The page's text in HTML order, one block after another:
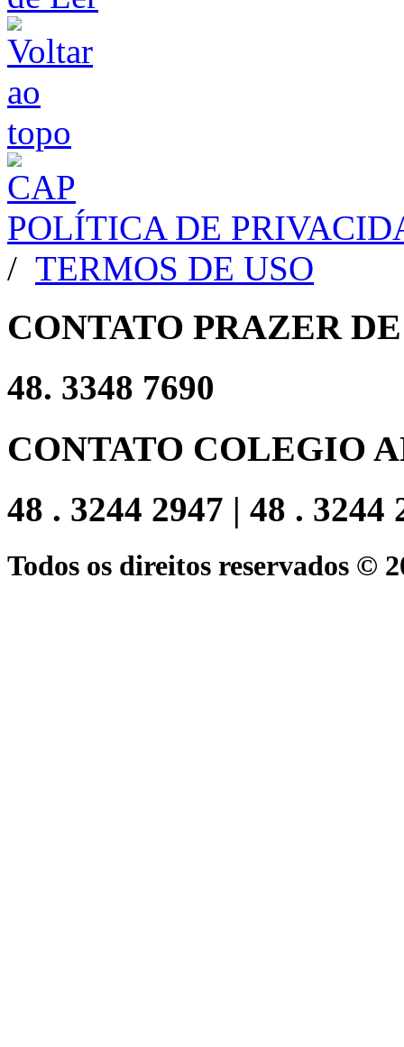
POLÍTICA DE
/ TERMOS DE USO
CONTATO PRAZER
48. 3348 7690
CONTATO COLEGIO
48 . 3244 2947 | 48 . 3244
Todos os direitos reservados ©